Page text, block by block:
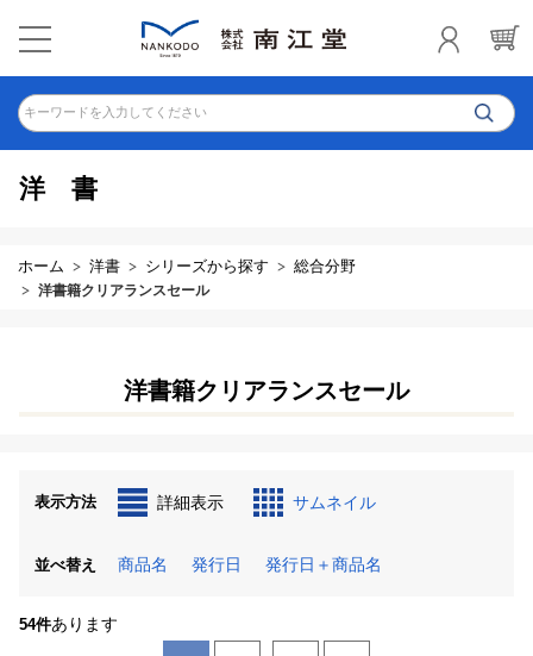
キーワードを入力してください
洋書
ホーム 洋書 シリーズから探す 総合分野
洋書籍クリアランスセール
洋書籍クリアランスセール
表示方法 詳細表示 サムネイル
並べ替え 商品名 発行日 発行日＋商品名
54件あります